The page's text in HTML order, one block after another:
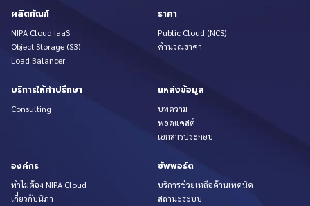
ผลิตภัณฑ์
NIPA Cloud IaaS
Object Storage (S3)
Load Balancer
ราคา
Public Cloud (NCS)
คำนวณราคา
บริการให้คำปรึกษา
Consulting
แหล่งข้อมูล
บทความ
พอดแคสต์
เอกสารประกอบ
องค์กร
ทำไมต้อง NIPA Cloud
เกี่ยวกับนิภา
ซัพพอร์ต
บริการช่วยเหลือด้านเทคนิค
สถานะระบบ